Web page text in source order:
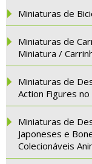
Miniaturas de
Miniaturas de
Miniatura /
Miniaturas de
Action Figures no
Miniaturas de
Japoneses e
Colecionáveis